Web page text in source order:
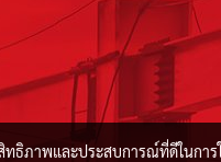
ทธิภาพและประสบการณ์ที่ดีในการ